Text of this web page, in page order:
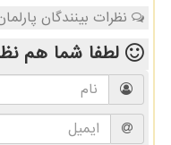
نظرات بینندگان
لطفا شما هم